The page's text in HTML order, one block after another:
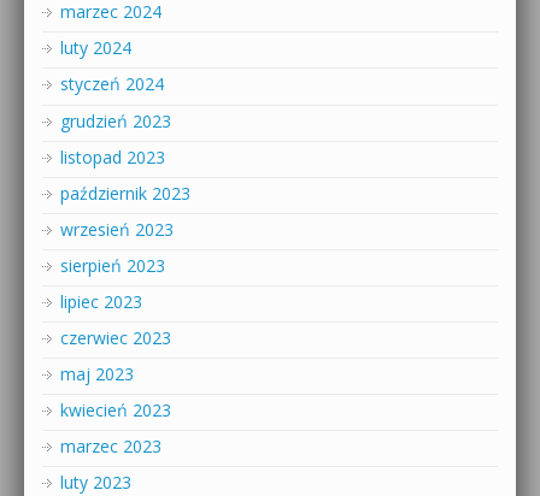
marzec 2024
luty 2024
styczeń 2024
grudzień 2023
listopad 2023
październik 2023
wrzesień 2023
sierpień 2023
lipiec 2023
czerwiec 2023
maj 2023
kwiecień 2023
marzec 2023
luty 2023